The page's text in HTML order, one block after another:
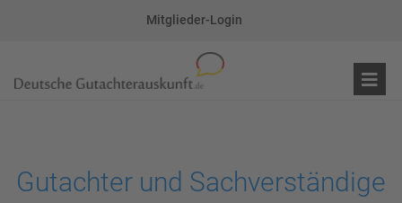
Mitglieder-Login
Gutachter und Sachverständige